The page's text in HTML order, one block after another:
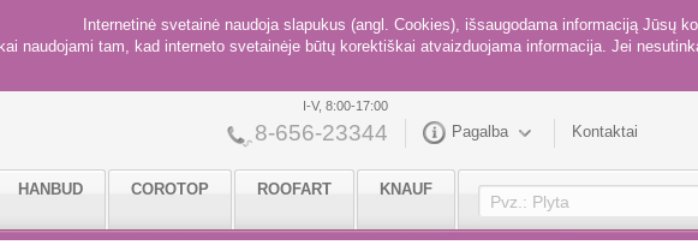
Internetinė svetainė naudoja slapukus (angl. Cookies), išsaugodama informaciją Jūsų
naudojami tam, kad interneto svetainėje būtų korektiškai atvaizduojama informacija. Jei
I-V, 8:00-17:00
8-656-23344 Pagalba Kontaktai
HANBUD COROTOP ROOFART KNAUF